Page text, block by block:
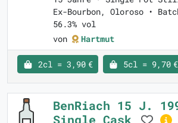
Ex-Bourbon, Oloroso •
56.3% vol
von
Hartmut
2cl = 3,90 € 5cl = 9,70 €
BenRiach 15 J.
Single Cask